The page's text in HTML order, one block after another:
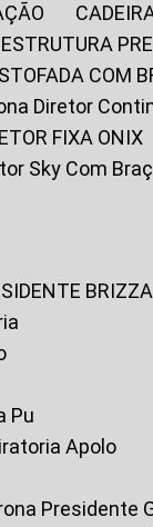
COM
Diretor
FIXA ONIX
Sky Com
BRIZZA
Pu
Apolo
Presidente